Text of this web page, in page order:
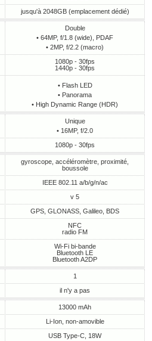
jusqu'à 2048GB (emplacement dédié)
Double
• 64MP, f/1.8 (wide), PDAF
• 2MP, f/2.2 (macro)
1080p - 30fps
1440p - 30fps
• Flash LED
• Panorama
• High Dynamic Range (HDR)
Unique
• 16MP, f/2.0
1080p - 30fps
gyroscope, accéléromètre, proximité,
boussole
IEEE 802.11 a/b/g/n/ac
v 5
GPS, GLONASS, Galileo, BDS
NFC
radio FM
Wi-Fi bi-bande
Bluetooth LE
Bluetooth A2DP
1
il n'y a pas
13000 mAh
Li-Ion, non-amovible
USB Type-C, 18W